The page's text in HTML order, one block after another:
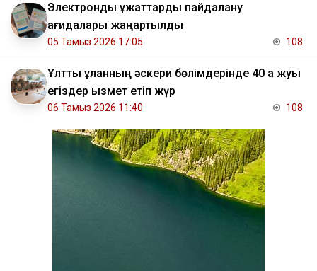
Электрондық құжаттарды пайдалану
қағидалары жаңартылды
05 Тамыз 2026 17:05 108
Ұлттық ұланның әскери бөлімдерінде 40 қа жуық
егіздер қызмет етіп жүр
06 Тамыз 2026 11:40 108